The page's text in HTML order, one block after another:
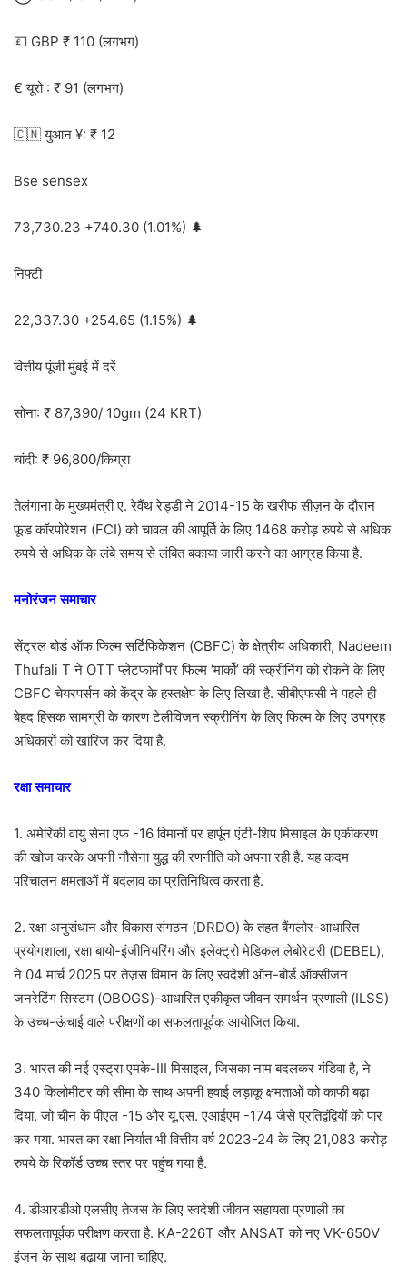
💷 GBP ₹ 110 (लगभग)
€ यूरो : ₹ 91 (लगभग)
🇨🇳 युआन ¥: ₹ 12
Bse sensex
73,730.23 +740.30 (1.01%) 🌲
निफ्टी
22,337.30 +254.65 (1.15%) 🌲
वित्तीय पूंजी मुंबई में दरें
सोना: ₹ 87,390/ 10gm (24 KRT)
चांदी: ₹ 96,800/किग्रा
तेलंगाना के मुख्यमंत्री ए. रेवैंथ रेड्डी ने 2014-15 के खरीफ सीज़न के दौरान
फूड कॉरपोरेशन (FCI) को चावल की आपूर्ति के लिए 1468 करोड़ रुपये से अधिक
रुपये से अधिक के लंबे समय से लंबित बकाया जारी करने का आग्रह किया है.
मनोरंजन समाचार
सेंट्रल बोर्ड ऑफ फिल्म सर्टिफिकेशन (CBFC) के क्षेत्रीय अधिकारी, Nadeem
Thufali T ने OTT प्लेटफार्मों पर फिल्म ‘मार्को’ की स्क्रीनिंग को रोकने के लिए
CBFC चेयरपर्सन को केंद्र के हस्तक्षेप के लिए लिखा है. सीबीएफसी ने पहले ही
बेहद हिंसक सामग्री के कारण टेलीविजन स्क्रीनिंग के लिए फिल्म के लिए उपग्रह
अधिकारों को खारिज कर दिया है.
रक्षा समाचार
1. अमेरिकी वायु सेना एफ -16 विमानों पर हार्पून एंटी-शिप मिसाइल के एकीकरण
की खोज करके अपनी नौसेना युद्ध की रणनीति को अपना रही है. यह कदम
परिचालन क्षमताओं में बदलाव का प्रतिनिधित्व करता है.
2. रक्षा अनुसंधान और विकास संगठन (DRDO) के तहत बैंगलोर-आधारित
प्रयोगशाला, रक्षा बायो-इंजीनियरिंग और इलेक्ट्रो मेडिकल लेबोरेटरी (DEBEL),
ने 04 मार्च 2025 पर तेज़स विमान के लिए स्वदेशी ऑन-बोर्ड ऑक्सीजन
जनरेटिंग सिस्टम (OBOGS)-आधारित एकीकृत जीवन समर्थन प्रणाली (ILSS)
के उच्च-ऊंचाई वाले परीक्षणों का सफलतापूर्वक आयोजित किया.
3. भारत की नई एस्ट्रा एमके-III मिसाइल, जिसका नाम बदलकर गंडिवा है, ने
340 किलोमीटर की सीमा के साथ अपनी हवाई लड़ाकू क्षमताओं को काफी बढ़ा
दिया, जो चीन के पीएल -15 और यू.एस. एआईएम -174 जैसे प्रतिद्वंद्वियों को पार
कर गया. भारत का रक्षा निर्यात भी वित्तीय वर्ष 2023-24 के लिए 21,083 करोड़
रुपये के रिकॉर्ड उच्च स्तर पर पहुंच गया है.
4. डीआरडीओ एलसीए तेजस के लिए स्वदेशी जीवन सहायता प्रणाली का
सफलतापूर्वक परीक्षण करता है. KA-226T और ANSAT को नए VK-650V
इंजन के साथ बढ़ाया जाना चाहिए.